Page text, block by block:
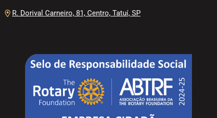
R. Dorival Carneiro, 81, Centro, Tatuí, SP